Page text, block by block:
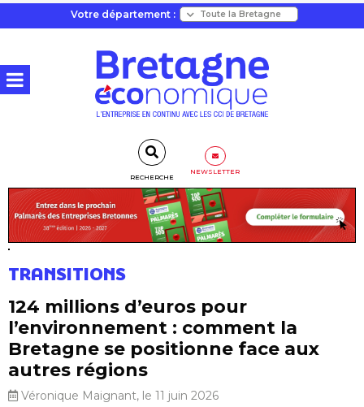
Votre département :
RECHERCHE
NEWSLETTER
TRANSITIONS
124 millions d’euros pour
l’environnement : comment la
Bretagne se positionne face aux
autres régions
Véronique Maignant, le 11 juin 2026